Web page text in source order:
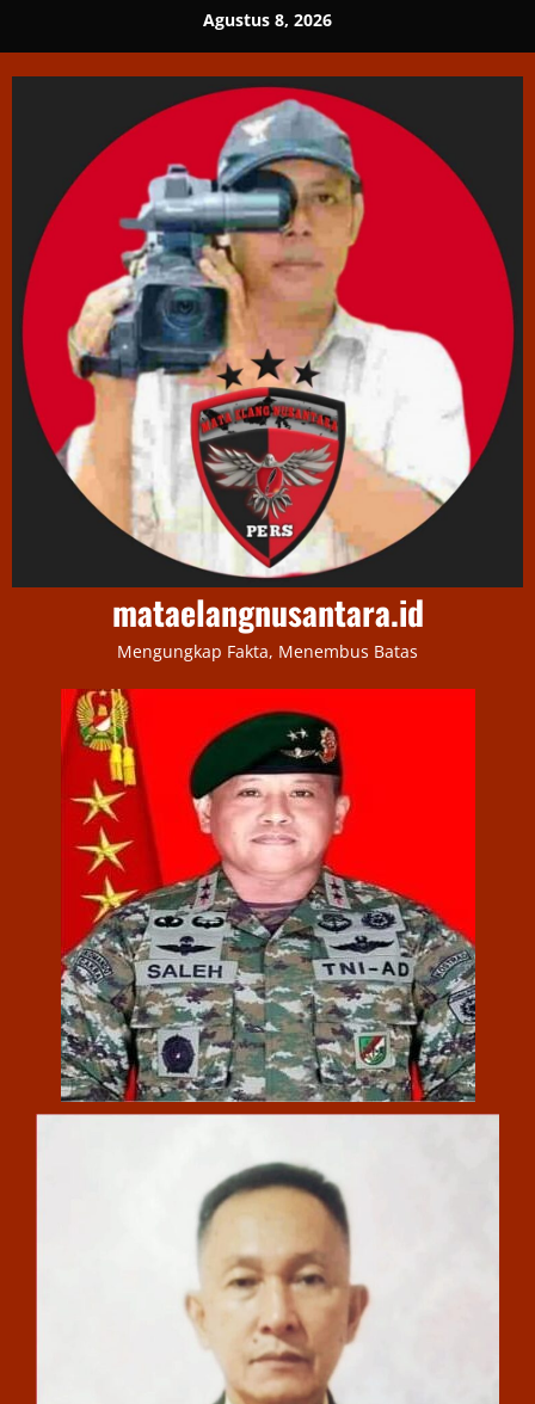
to
content
Agustus 8, 2026
mataelangnusantara.id
Mengungkap Fakta, Menembus Batas